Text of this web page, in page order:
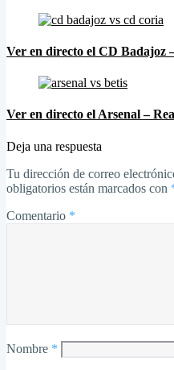
Ver en directo el CD Badajoz
Ver en directo el Arsenal –
Deja una respuesta
Tu dirección de correo
obligatorios están marcados con
Comentario *
Nombre *